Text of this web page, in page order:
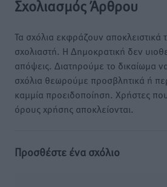
Σχολιασμός Άρθρου
Τα σχόλια εκφράζουν αποκλειστικά
σχολιαστή. Η Δημοκρατική δεν
απόψεις. Διατηρούμε το δικαίωμα
σχόλια θεωρούμε προσβλητικά ή
καμμία προειδοποίηση. Χρήστες
όρους χρήσης αποκλείονται.
Προσθέστε ένα σχόλιο